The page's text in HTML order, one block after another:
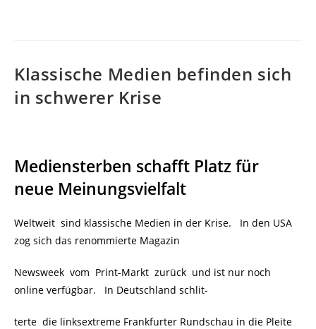
Klassische Medien befinden sich
in schwerer Krise
Mediensterben schafft Platz für
neue Meinungsvielfalt
Weltweit sind klassische Medien in der Krise. In den USA
zog sich das renommierte Magazin
Newsweek vom Print-Markt zurück und ist nur noch
online verfügbar. In Deutschland schlit-
terte die linksextreme Frankfurter Rundschau in die Pleite